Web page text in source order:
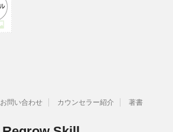
お問い合わせ カウンセラー紹介 著書